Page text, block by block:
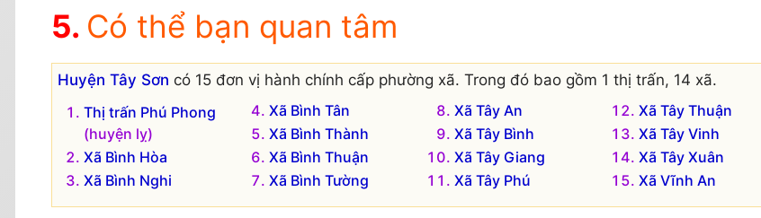
Có thể bạn quan tâm
Huyện Tây Sơn có 15 đơn vị hành chính cấp phường xã. Trong đó bao gồm 1 thị trấn, 14 xã.
Thị trấn Phú Phong
(huyện lỵ)
Xã Bình Hòa
Xã Bình Nghi
Xã Bình Tân
Xã Bình Thành
Xã Bình Thuận
Xã Bình Tường
Xã Tây An
Xã Tây Bình
Xã Tây Giang
Xã Tây Phú
Xã Tây Thuận
Xã Tây Vinh
Xã Tây Xuân
Xã Vĩnh An